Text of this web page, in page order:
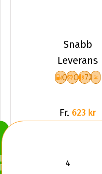
Köp
Nu
Snabb
Leverans
C C 72
Fr. 623 kr